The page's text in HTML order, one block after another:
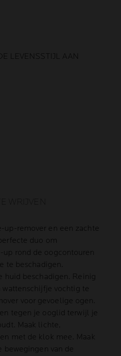
LEVENSSTIJL AAN
remover en een zachte
duo om
rond de oogcontouren
te beschadigen.
huid beschadigen. Reinig
vochtig te
voor gevoelige ogen.
tegen je ooglid terwijl je
Maak lichte,
met de klok mee. Maak
bewegingen van de